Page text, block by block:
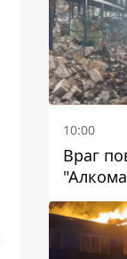
10:00
Враг